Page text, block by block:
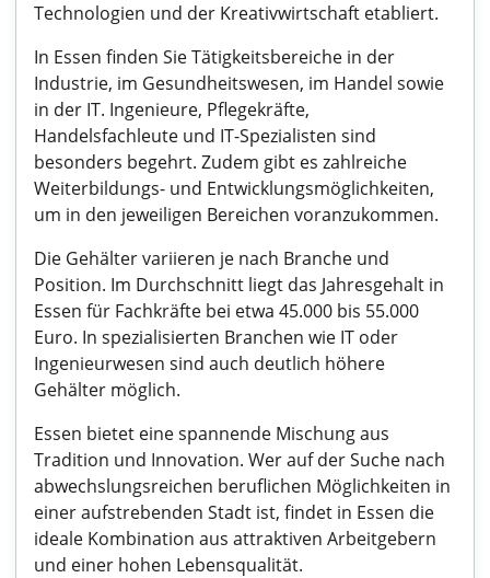
Technologien und der Kreativwirtschaft etabliert.
In Essen finden Sie Tätigkeitsbereiche in der
Industrie, im Gesundheitswesen, im Handel sowie
in der IT. Ingenieure, Pflegekräfte,
Handelsfachleute und IT-Spezialisten sind
besonders begehrt. Zudem gibt es zahlreiche
Weiterbildungs- und Entwicklungsmöglichkeiten,
um in den jeweiligen Bereichen voranzukommen.
Die Gehälter variieren je nach Branche und
Position. Im Durchschnitt liegt das Jahresgehalt in
Essen für Fachkräfte bei etwa 45.000 bis 55.000
Euro. In spezialisierten Branchen wie IT oder
Ingenieurwesen sind auch deutlich höhere
Gehälter möglich.
Essen bietet eine spannende Mischung aus
Tradition und Innovation. Wer auf der Suche nach
abwechslungsreichen beruflichen Möglichkeiten in
einer aufstrebenden Stadt ist, findet in Essen die
ideale Kombination aus attraktiven Arbeitgebern
und einer hohen Lebensqualität.